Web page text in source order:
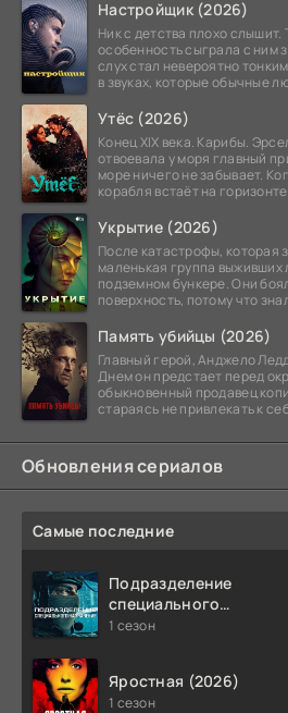
Настройщик (2026)
Ник с детства плохо слышит.
особенность сыграла с ним
слух стал невероятно
в звуках, которые обычные
Утёс (2026)
Конец XIX века. Карибы.
отвоевала у моря главный
море ничего не забывает.
корабля встаёт на
Укрытие (2026)
После катастрофы, которая
маленькая группа
подземном бункере. Они
поверхность, потому что
Память убийцы (2026)
Главный герой, Анджело
Днем он предстает перед
обыкновенный продавец
стараясь не привлекать к
Обновления сериалов
Самые последние
Подразделение
специального
назначения (2026)
1 сезон
Яростная (2026)
1 сезон